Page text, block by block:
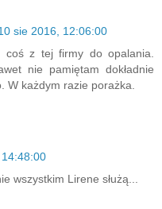
sie 2016, 12:06:00
coś z tej firmy do opalania.
nie pamiętam dokładnie
W każdym razie porażka.
wszystkim Lirene służą...